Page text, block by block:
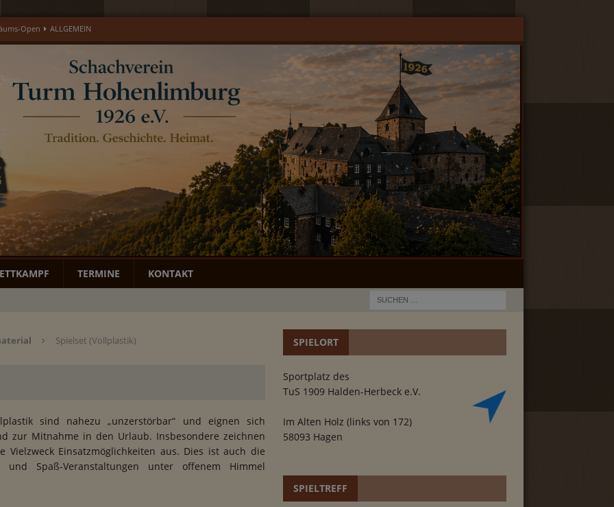
Open ALLGEMEIN
MONATSBERICHTE
TERMINE KONTAKT
Spielset (Vollplastik)
sind nahezu „unzerstörbar“ und eignen sich
zur Mitnahme in den Urlaub. Insbesondere zeichnen
Einsatzmöglichkeiten aus. Dies ist auch die
Spaß-Veranstaltungen unter offenem Himmel
SPIELORT
Sportplatz des
TuS 1909 Halden-Herbeck e.V.
Im Alten Holz (links von 172)
58093 Hagen
SPIELTREFF